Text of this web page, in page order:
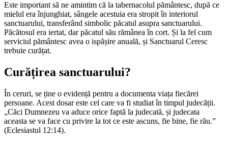
Este important să ne amintim că la tabernacolul pământesc, după ce
mielul era înjunghiat, sângele acestuia era stropit în interiorul
sanctuarului, transferând simbolic păcatul asupra sanctuarului.
Păcătosul era iertat, dar păcatul său rămânea în cort. Și la fel cum
serviciul pământesc avea o ispășire anuală, și Sanctuarul Ceresc
trebuie curățat.
Curățirea sanctuarului?
În ceruri, se ține o evidență pentru a documenta viața fiecărei
persoane. Acest dosar este cel care va fi studiat în timpul judecății.
„Căci Dumnezeu va aduce orice faptă la judecată, și judecata
aceasta se va face cu privire la tot ce este ascuns, fie bine, fie rău.”
(Eclesiastul 12:14).